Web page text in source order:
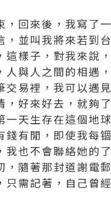
，回來後，我寫了
，並叫我將來若到
這樣子，對我來說
人與人之間的相遇
交易裡，我可以遇
，好來好去，就夠了
一天生存在這個地
錢有閒，即使我每
我也不會聯絡她的了
，隨著那封道謝電
只需記著，自己曾